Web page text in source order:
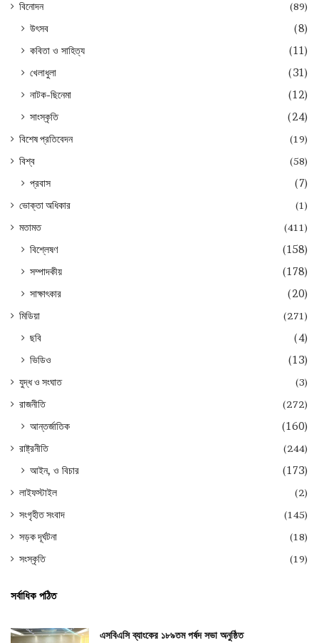
বিনোদন (89)
উৎসব
(8)
কবিতা ও সাহিত্য
(11)
খেলাধুলা
(31)
নাটক-ছিনেমা
(12)
সাংস্কৃতি
(24)
বিশেষ প্রতিবেদন
(19)
বিশ্ব
(58)
প্রবাস (7)
ভোক্তা অধিকার
(1)
মতামত
(411)
বিশ্লেষণ
(158)
সম্পাদকীয়
(178)
সাক্ষাৎকার
(20)
মিডিয়া (271)
ছবি
(4)
ভিডিও
(13)
যুদ্ধ ও সংঘাত
(3)
রাজনীতি
(272)
আন্তর্জাতিক (160)
রাষ্ট্রনীতি (244)
আইন, ও বিচার (173)
লাইফস্টাইল
(2)
সংগৃহীত সংবাদ
(145)
সড়ক দূর্ঘটনা
(18)
সংস্কৃতি
(19)
সর্বাধিক পঠিত
এসবিএসি ব্যাংকের ১৮৯তম পর্ষদ সভা অনুষ্ঠিত